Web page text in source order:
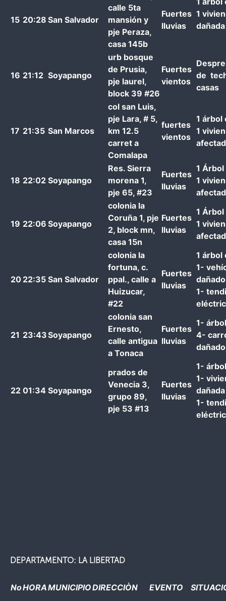
15 20:28 San Salvador
calle 5ta
mansión y
pje Peraza,
casa 145b
Fuertes
lluvias
1
dañada
16 21:12 Soyapango
urb bosque
de Prusia,
pje laurel,
block 39 #26
Fuertes
vientos
de
casas
17 21:35 San Marcos
col san Luis,
pje Lara, # 5,
km 12.5
carret a
Comalapa
fuertes
vientos
1 árbol
1
18 22:02 Soyapango
Res. Sierra
morena 1,
pje 65, #23
Fuertes
lluvias
1 Árbol
1
19 22:06 Soyapango
colonia la
Coruña 1, pje
2, block mn,
casa 15n
Fuertes
lluvias
1 Árbol
1
20 22:35 San Salvador
colonia la
fortuna, c.
ppal., calle a
Huizucar,
#22
Fuertes
lluvias
1 árbol
1-
dañado
1-
21 23:43Soyapango
colonia san
Ernesto,
calle antigua
a Tonaca
Fuertes
lluvias
1-
4-
22 01:34 Soyapango
prados de
Venecia 3,
grupo 89,
pje 53 #13
Fuertes
lluvias
1-
1-
dañada
1-
DEPARTAMENTO: LA LIBERTAD
NoHORAMUNICIPIODIRECCIÒN EVENTO